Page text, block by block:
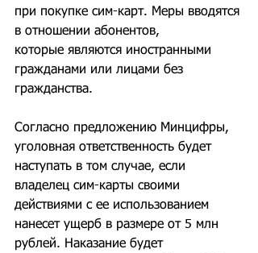
при покупке сим-карт. Меры вводятся
в отношении абонентов,
которые являются иностранными
гражданами или лицами без
гражданства.
Согласно предложению Минцифры,
уголовная ответственность будет
наступать в том случае, если
владелец сим-карты своими
действиями с ее использованием
нанесет ущерб в размере от 5 млн
рублей. Наказание будет